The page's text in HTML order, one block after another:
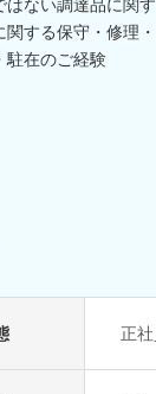
はない調達品に関
関する保守・修理
駐在のご経験
正